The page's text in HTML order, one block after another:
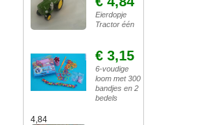
Eierdopje
Tractor één
€ 3,15
6-voudige
loom met 300
bandjes en 2
bedels
4,84